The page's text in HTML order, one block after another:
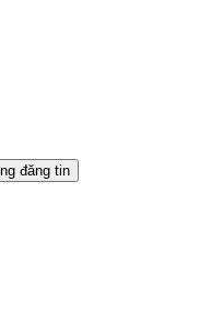
đăng tin